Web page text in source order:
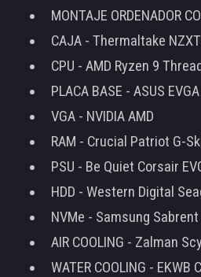
MONTAJE ORDENADOR
CAJA - Thermaltake
CPU - AMD Ryzen 9
PLACA BASE - ASUS
VGA - NVIDIA AMD
RAM - Crucial Patriot G-
PSU - Be Quiet Corsair
HDD - Western Digital
NVMe - Samsung
AIR COOLING - Zalman
WATER COOLING - EKWB